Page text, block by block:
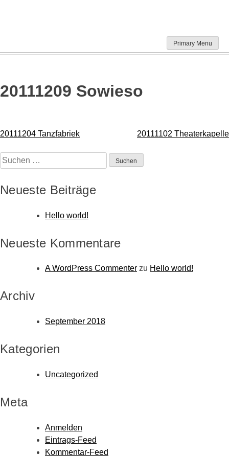
Primary Menu
20111209 Sowieso
Beitragsnavigation
20111204 Tanzfabriek 20111102 Theaterkapelle
Suchen
nach:
Neueste Beiträge
Hello world!
Neueste Kommentare
A WordPress Commenter zu Hello world!
Archiv
September 2018
Kategorien
Uncategorized
Meta
Anmelden
Eintrags-Feed
Kommentar-Feed